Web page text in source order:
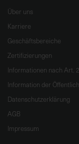
Über uns
Karriere
Geschäftsbereiche
Zertifizierungen
Informationen nach Art.
Information der
Datenschutzerklärung
AGB
Impressum